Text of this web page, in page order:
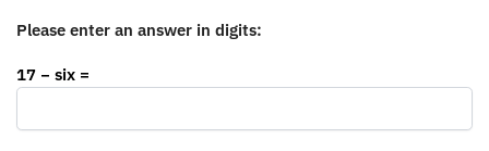
Please enter an answer in digits:
17 − six =